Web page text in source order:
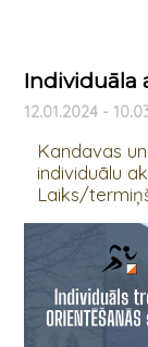
Individuāla
12.01.2024 -
Kandavas
individuālu
Laiks/